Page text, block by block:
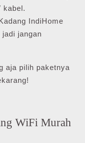
kabel.
IndiHome
jangan
aja pilih paketnya
WiFi Murah